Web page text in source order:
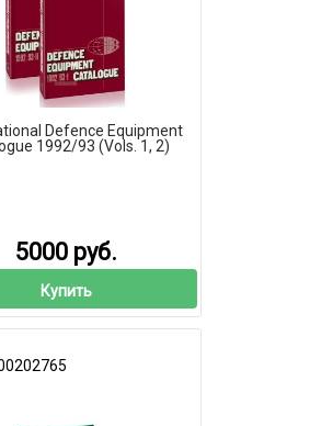
Defence Equipment
1992/93 (Vols. 1, 2)
5000 руб.
Купить